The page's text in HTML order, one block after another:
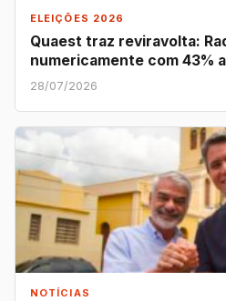
ELEIÇÕES 2026
Quaest traz reviravolta:
numericamente com 43%
28/07/2026
NOTÍCIAS